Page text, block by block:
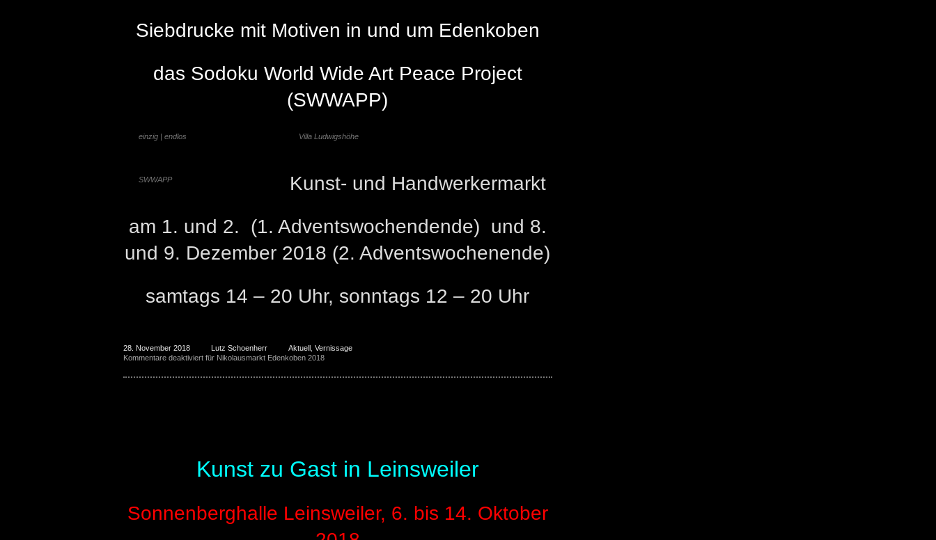
Siebdrucke mit Motiven in und um Edenkoben
das Sodoku World Wide Art Peace Project
(SWWAPP)
einzig | endlos Villa Ludwigshöhe
SWWAPP
Kunst- und Handwerkermarkt
am 1. und 2. (1. Adventswochendende) und 8.
und 9. Dezember 2018 (2. Adventswochenende)
samtags 14 – 20 Uhr, sonntags 12 – 20 Uhr
28. November 2018 Lutz Schoenherr Aktuell Vernissage
Kommentare deaktiviert für Nikolausmarkt Edenkoben 2018
Kunst zu Gast in Leinsweiler
Sonnenberghalle Leinsweiler, 6. bis 14. Oktober